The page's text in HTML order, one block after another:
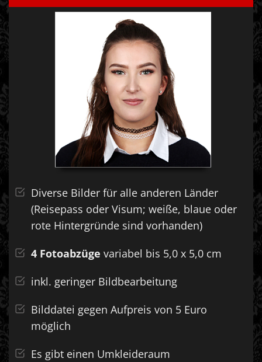
Diverse Bilder für alle anderen Länder
(Reisepass oder Visum; weiße, blaue oder
rote Hintergründe sind vorhanden)
4 Fotoabzüge variabel bis 5,0 x 5,0 cm
inkl. geringer Bildbearbeitung
Bilddatei gegen Aufpreis von 5 Euro
möglich
Es gibt einen Umkleideraum